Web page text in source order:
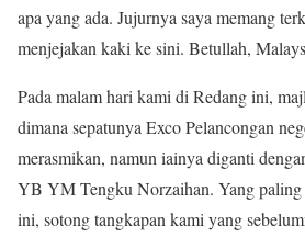
apa yang ada. Jujurnya saya memang
menjejakan kaki ke sini. Betullah,
Pada malam hari kami di Redang ini,
dimana sepatunya Exco Pelancongan
merasmikan, namun iainya diganti
YB YM Tengku Norzaihan. Yang paling
ini, sotong tangkapan kami yang